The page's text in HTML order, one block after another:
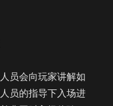
员会向玩家讲解如
员的指导下入场进